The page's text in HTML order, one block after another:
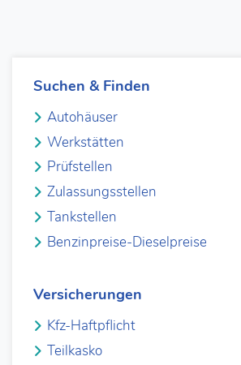
Suchen & Finden
Autohäuser
Werkstätten
Prüfstellen
Zulassungsstellen
Tankstellen
Benzinpreise-Dieselpreise
Versicherungen
Kfz-Haftpflicht
Teilkasko